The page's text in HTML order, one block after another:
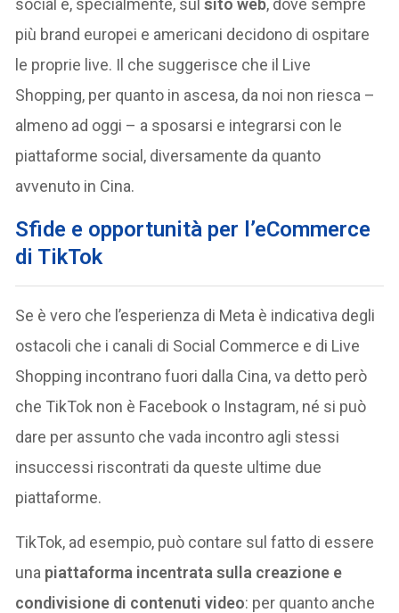
più brand europei e americani decidono di ospitare
le proprie live. Il che suggerisce che il Live
Shopping, per quanto in ascesa, da noi non riesca –
almeno ad oggi – a sposarsi e integrarsi con le
piattaforme social, diversamente da quanto
avvenuto in Cina.
Sfide e opportunità per l’eCommerce
di TikTok
Se è vero che l’esperienza di Meta è indicativa degli
ostacoli che i canali di Social Commerce e di Live
Shopping incontrano fuori dalla Cina, va detto però
che TikTok non è Facebook o Instagram, né si può
dare per assunto che vada incontro agli stessi
insuccessi riscontrati da queste ultime due
piattaforme.
TikTok, ad esempio, può contare sul fatto di essere
una piattaforma incentrata sulla creazione e
condivisione di contenuti video: per quanto anche